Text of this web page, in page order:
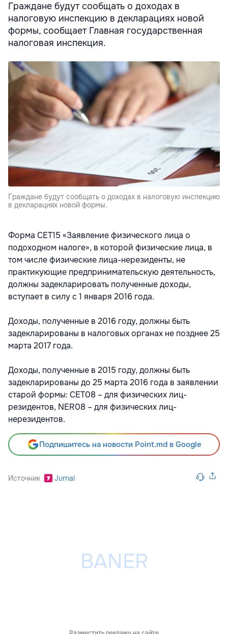
Граждане будут сообщать о доходах в
налоговую инспекцию в декларациях новой
формы, сообщает Главная государственная
налоговая инспекция.
Граждане будут сообщать о доходах в налоговую инспекцию
в декларациях новой формы.
Форма CET15 «Заявление физического лица о
подоходном налоге», в которой физические лица, в
том числе физические лица-нерезиденты, не
практикующие предпринимательскую деятельность,
должны задекларировать полученные доходы,
вступает в силу с 1 января 2016 года.
Доходы, полученные в 2016 году, должны быть
задекларированы в налоговых органах не позднее 25
марта 2017 года.
Доходы, полученные в 2015 году, должны быть
задекларированы до 25 марта 2016 года в заявлении
старой формы: CET08 – для физических лиц-
резидентов, NER08 – для физических лиц-
нерезидентов.
Подпишитесь на новости Point.md в Google
Источник Jurnal